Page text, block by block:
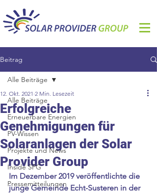
Beitrag
Alle Beiträge
Erneuerbare Energien
PV-Wissen
Projekte und News
Inside SPG
Pressemitteilungen
Alle Beiträge
Erfolgreiche
Genehmigungen für
Solaranlagen der Solar
Provider Group
12. Okt. 2021 2 Min. Lesezeit
Im Dezember 2019 veröffentlichte die
junge Gemeinde Echt-Susteren in der